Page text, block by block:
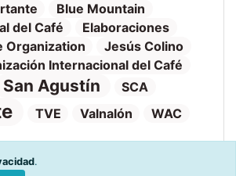
Blue Mountain
del Café
Elaboraciones
Organization
Jesús Colino
Internacional del Café
San Agustín
SCA
TVE Valnalón
WAC
.